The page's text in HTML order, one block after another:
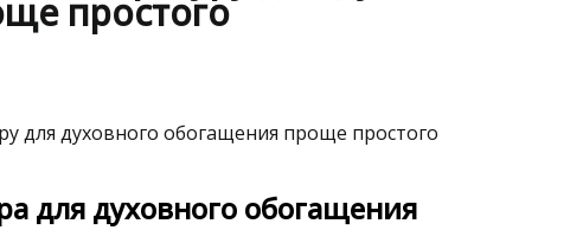
простого
для духовного обогащения